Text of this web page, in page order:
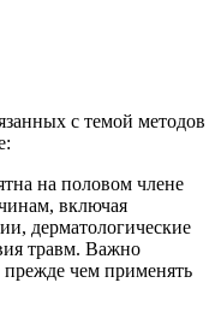
с темой методов
на половом члене
включая
дерматологические
травм. Важно
чем применять